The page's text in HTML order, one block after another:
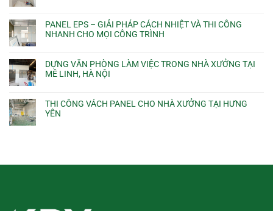
PANEL EPS – GIẢI PHÁP CÁCH NHIỆT VÀ THI CÔNG
NHANH CHO MỌI CÔNG TRÌNH
DỰNG VĂN PHÒNG LÀM VIỆC TRONG NHÀ XƯỞNG TẠI
MÊ LINH, HÀ NỘI
THI CÔNG VÁCH PANEL CHO NHÀ XƯỞNG TẠI HƯNG
YÊN